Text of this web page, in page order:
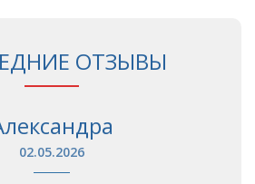
ОТЗЫВЫ
02.05.2026